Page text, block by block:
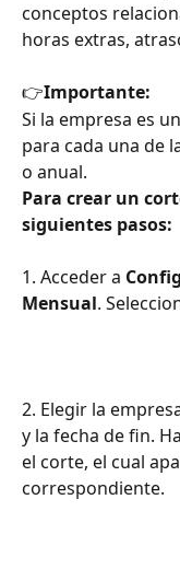
conceptos
horas extras,
👉Importante:
Si la empresa es
para cada una de
o anual.
Para crear un
siguientes pasos:
1. Acceder a
Mensual.
2. Elegir la
y la fecha de fin.
el corte, el cual
correspondiente.